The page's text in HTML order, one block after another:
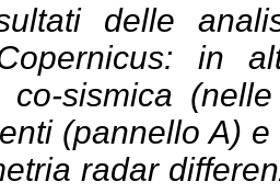
delle
in
co-sismica
(pannello A)
radar